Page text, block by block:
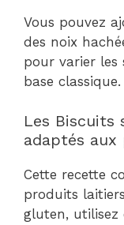
Vous pouvez
des noix
pour varier
base classique.
Les Biscuits
adaptés aux
Cette recette
produits
gluten, utilisez